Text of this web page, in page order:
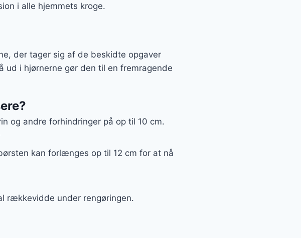
i alle hjemmets kroge.
der tager sig af de beskidte opgaver
ud i hjørnerne gør den til en fremragende
og andre forhindringer på op til 10 cm.
kan forlænges op til 12 cm for at nå
rækkevidde under rengøringen.